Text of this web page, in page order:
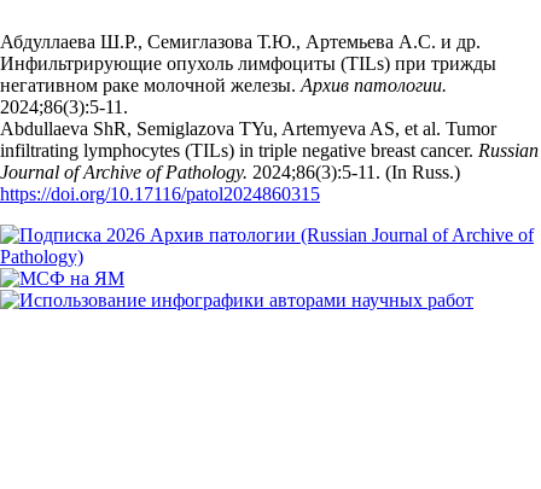
Абдуллаева Ш.Р., Семиглазова Т.Ю., Артемьева А.С. и др.
Инфильтрирующие опухоль лимфоциты (TILs) при трижды
негативном раке молочной железы. Архив патологии.
2024;86(3):5‑11.
Abdullaeva ShR, Semiglazova TYu, Artemyeva AS, et al. Tumor
infiltrating lymphocytes (TILs) in triple negative breast cancer. Russian
Journal of Archive of Pathology. 2024;86(3):5‑11. (In Russ.)
https://doi.org/10.17116/patol2024860315